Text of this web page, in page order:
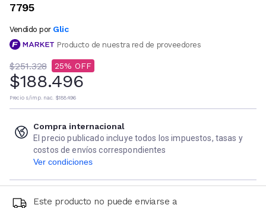
7795
Vendido por Glic
Producto de nuestra red de proveedores
$251.328 25
$188.496
Precio s/imp. nac. $188.496
Compra internacional
El precio publicado incluye todos los impuestos, tasas y
costos de envíos correspondientes
Ver condiciones
Este producto no puede enviarse a